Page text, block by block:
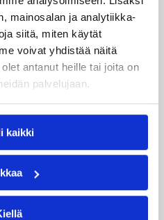
mainosalan ja analytiikka-
siitä, miten käytät
voivat yhdistää näitä
antanut heille tai joita on
palvelujaan.
kaikki
Sarjat